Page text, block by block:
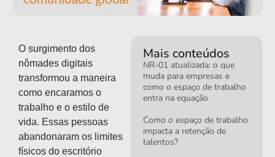
O surgimento dos
nômades digitais
transformou a maneira
como encaramos o
trabalho e o estilo de
vida. Essas pessoas
abandonaram os limites
físicos do escritório
Mais conteúdos
NR-01 atualizada: o que
muda para empresas e
como o espaço de trabalho
entra na equação
Como o espaço de trabalho
impacta a retenção de
talentos?